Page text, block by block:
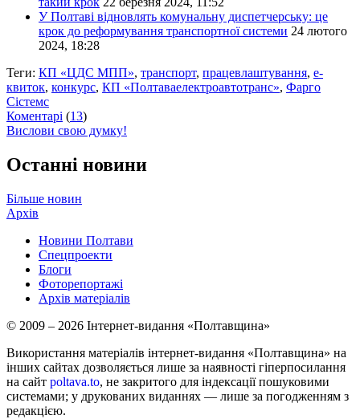
У Полтаві відновлять комунальну диспетчерську: це
крок до реформування транспортної системи 24 лютого
2024, 18:28
Теги: КП «ЦДС МПП», транспорт, працевлаштування, е-
квиток, конкурс, КП «Полтаваелектроавтотранс», Фарго
Сістемс
Коментарі (13)
Вислови свою думку!
Останні новини
Більше новин
Архів
Новини Полтави
Спецпроекти
Блоги
Фоторепортажі
Архів матеріалів
© 2009 – 2026 Інтернет-видання «Полтавщина»
Використання матеріалів інтернет-видання «Полтавщина» на
інших сайтах дозволяється лише за наявності гіперпосилання
на сайт poltava.to, не закритого для індексації пошуковими
системами; у друкованих виданнях — лише за погодженням з
редакцією.